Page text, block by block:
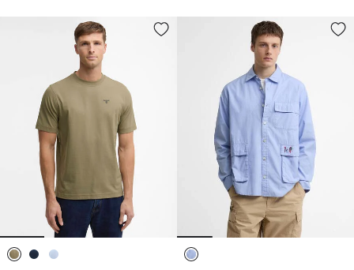
T-Shirt Sports Relaxed Paul Smith Loves Barbour